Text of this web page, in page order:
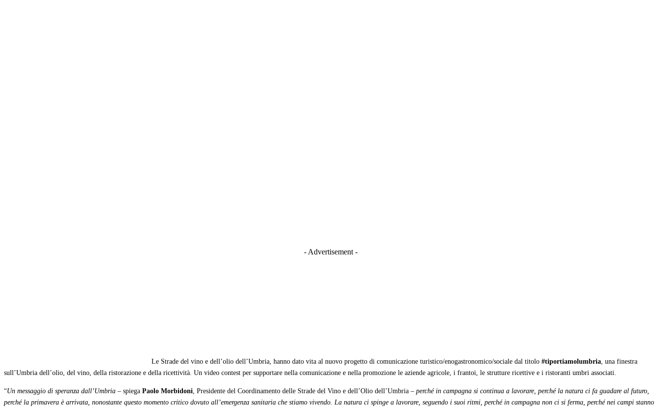
- Advertisement -
Le Strade del vino e dell’olio dell’Umbria, hanno dato vita al nuovo progetto di comunicazione turistico/enogastronomico/sociale dal titolo #tiportiamolumbria, una finestra
sull’Umbria dell’olio, del vino, della ristorazione e della ricettività. Un video contest per supportare nella comunicazione e nella promozione le aziende agricole, i frantoi, le strutture ricettive e i ristoranti umbri associati.
“Un messaggio di speranza dall’Umbria – spiega Paolo Morbidoni, Presidente del Coordinamento delle Strade del Vino e dell’Olio dell’Umbria – perché in campagna si continua a lavorare, perché la natura ci fa guadare al futuro,
perché la primavera è arrivata, nonostante questo momento critico dovuto all’emergenza sanitaria che stiamo vivendo. La natura ci spinge a lavorare, seguendo i suoi ritmi, perché in campagna non ci si ferma, perché nei campi stanno